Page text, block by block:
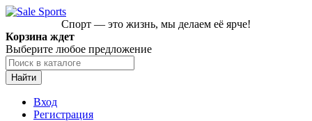
Спорт — это жизнь, мы делаем её ярче!
Корзина ждет
Выберите любое предложение
Найти
Вход
Регистрация